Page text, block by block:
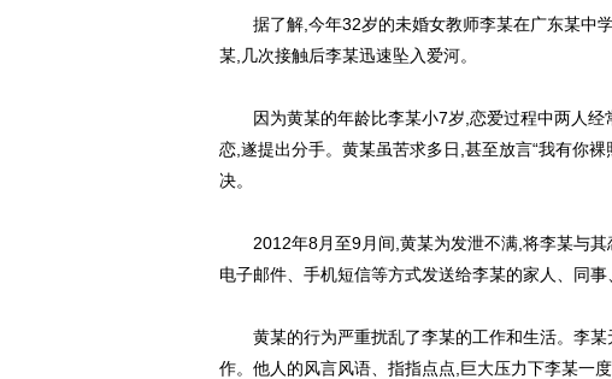
据了解,今年32岁的未婚女教师李某在广东某中
某,几次接触后李某迅速坠入爱河。
因为黄某的年龄比李某小7岁,恋爱过程中两人经
恋,遂提出分手。黄某虽苦求多日,甚至放言“我有你
决。
2012年8月至9月间,黄某为发泄不满,将李某与其
电子邮件、手机短信等方式发送给李某的家人、同事
黄某的行为严重扰乱了李某的工作和生活。李某
作。他人的风言风语、指指点点,巨大压力下李某一度